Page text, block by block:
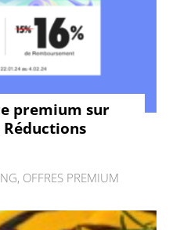
premium sur
Réductions
, OFFRES PREMIUM